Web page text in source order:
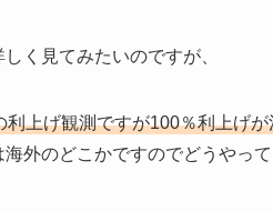
しく見てみたいのですが、
利上げ観測ですが100％利上げ
外のどこかですのでどうやっ